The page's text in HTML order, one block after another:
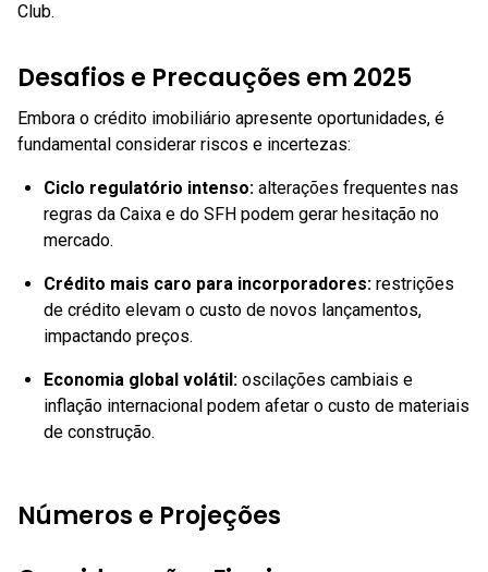
Club.
Desafios e Precauções em 2025
Embora o crédito imobiliário apresente oportunidades, é
fundamental considerar riscos e incertezas:
Ciclo regulatório intenso: alterações frequentes nas
regras da Caixa e do SFH podem gerar hesitação no
mercado.
Crédito mais caro para incorporadores: restrições
de crédito elevam o custo de novos lançamentos,
impactando preços.
Economia global volátil: oscilações cambiais e
inflação internacional podem afetar o custo de materiais
de construção.
Números e Projeções